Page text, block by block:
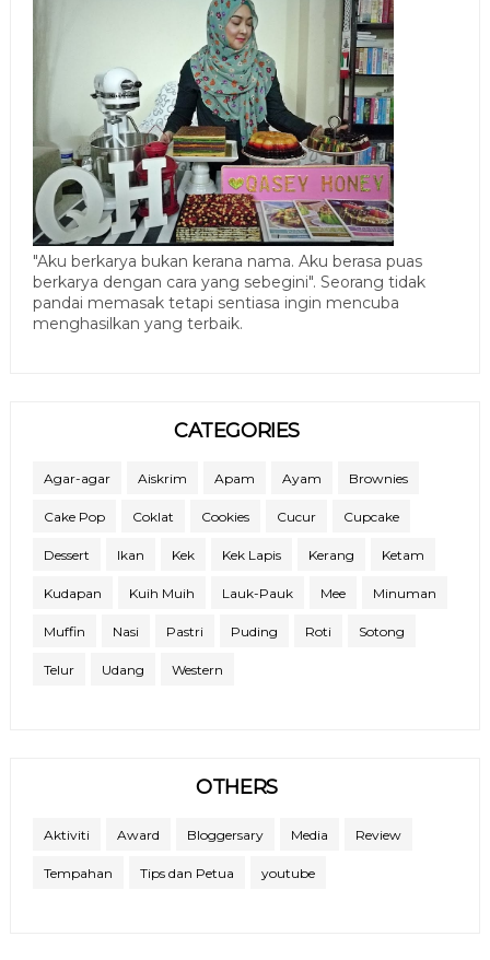
"Aku berkarya bukan kerana nama. Aku berasa puas
berkarya dengan cara yang sebegini". Seorang tidak
pandai memasak tetapi sentiasa ingin mencuba
menghasilkan yang terbaik.
CATEGORIES
Agar-agar Aiskrim Apam Ayam Brownies
Cake Pop Coklat Cookies Cucur Cupcake
Dessert Ikan Kek Kek Lapis Kerang Ketam
Kudapan Kuih Muih Lauk-Pauk Mee Minuman
Muffin Nasi Pastri Puding Roti Sotong
Telur Udang Western
OTHERS
Aktiviti Award Bloggersary Media Review
Tempahan Tips dan Petua youtube